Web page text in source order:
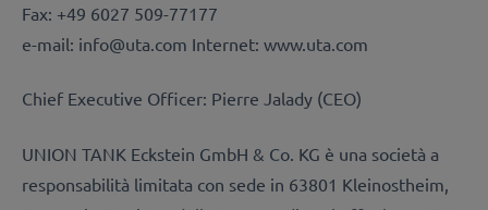
Fax: +49 6027 509-77177
e-mail: info@uta.com Internet: www.uta.com
Chief Executive Officer: Pierre Jalady (CEO)
UNION TANK Eckstein GmbH & Co. KG è una società a
responsabilità limitata con sede in 63801 Kleinostheim,